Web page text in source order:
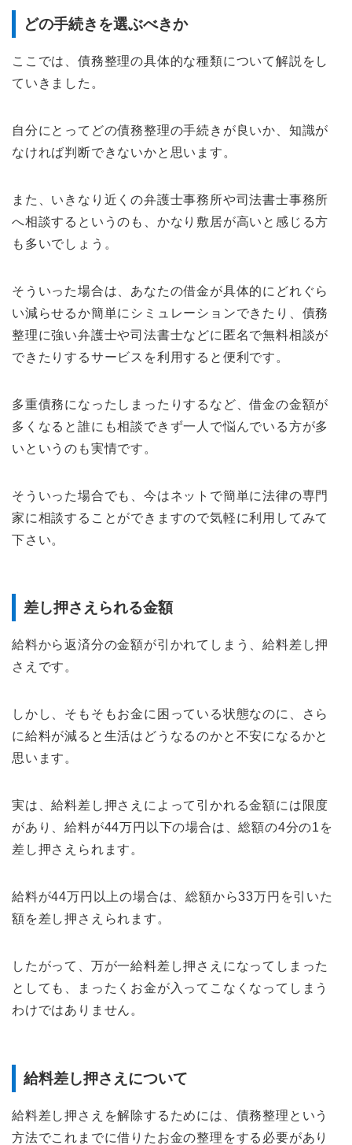
どの手続きを選ぶべきか
ここでは、債務整理の具体的な種類について解説をし
ていきました。
自分にとってどの債務整理の手続きが良いか、知識が
なければ判断できないかと思います。
また、いきなり近くの弁護士事務所や司法書士事務所
へ相談するというのも、かなり敷居が高いと感じる方
も多いでしょう。
そういった場合は、あなたの借金が具体的にどれぐら
い減らせるか簡単にシミュレーションできたり、債務
整理に強い弁護士や司法書士などに匿名で無料相談が
できたりするサービスを利用すると便利です。
多重債務になったしまったりするなど、借金の金額が
多くなると誰にも相談できず一人で悩んでいる方が多
いというのも実情です。
そういった場合でも、今はネットで簡単に法律の専門
家に相談することができますので気軽に利用してみて
下さい。
差し押さえられる金額
給料から返済分の金額が引かれてしまう、給料差し押
さえです。
しかし、そもそもお金に困っている状態なのに、さら
に給料が減ると生活はどうなるのかと不安になるかと
思います。
実は、給料差し押さえによって引かれる金額には限度
があり、給料が44万円以下の場合は、総額の4分の1を
差し押さえられます。
給料が44万円以上の場合は、総額から33万円を引いた
額を差し押さえられます。
したがって、万が一給料差し押さえになってしまった
としても、まったくお金が入ってこなくなってしまう
わけではありません。
給料差し押さえについて
給料差し押さえを解除するためには、債務整理という
方法でこれまでに借りたお金の整理をする必要があり